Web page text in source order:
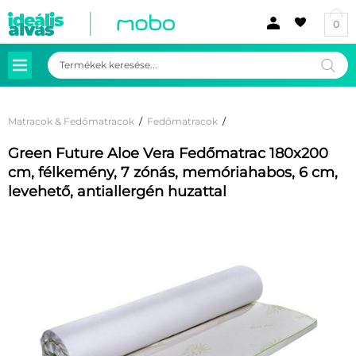
0
Products
search
Matracok & Fedőmatracok / Fedőmatracok /
Green Future Aloe Vera Fedőmatrac 180x200
cm, félkemény, 7 zónás, memóriahabos, 6 cm,
levehető, antiallergén huzattal